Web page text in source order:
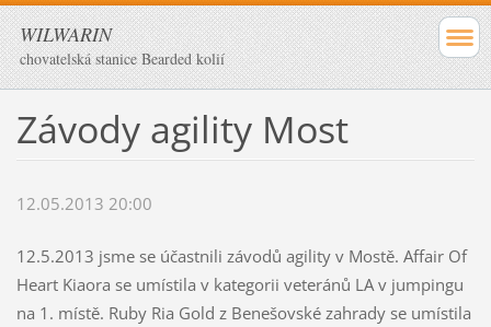
WILWARIN
chovatelská stanice Bearded kolií
Závody agility Most
12.05.2013 20:00
12.5.2013 jsme se účastnili závodů agility v Mostě. Affair Of
Heart Kiaora se umístila v kategorii veteránů LA v jumpingu
na 1. místě. Ruby Ria Gold z Benešovské zahrady se umístila